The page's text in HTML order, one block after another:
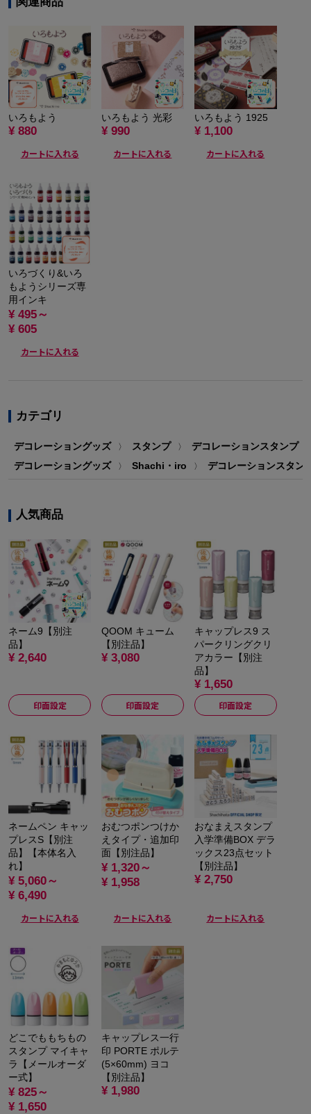
いろもよう
¥ 880
カートに入れる
いろもよう 光彩
¥ 990
カートに入れる
いろもよう 1925
¥ 1,100
カートに入れる
いろづくり&いろ
もようシリーズ専
用インキ
¥ 495～
¥ 605
カートに入れる
カテゴリ
デコレーショングッズ 〉 スタンプ 〉
デコレーションスタンプ・
デコレーショングッズ
〉 Shachi・iro 〉 デコレーションスタン
人気商品
ネーム9【別注
品】
¥ 2,640
印面設定
QOOM キューム
【別注品】
¥ 3,080
印面設定
キャップレス9 ス
パークリングクリ
アカラー【別注
品】
¥ 1,650
印面設定
ネームペン キャッ
プレスS【別注
品】【本体名入
れ】
¥ 5,060～
¥ 6,490
カートに入れる
おむつポンつけか
えタイプ・追加印
面【別注品】
¥ 1,320～
¥ 1,958
カートに入れる
おなまえスタンプ
入学準備BOX デラ
ックス23点セット
【別注品】
¥ 2,750
カートに入れる
どこでももちもの
スタンプ マイキャ
ラ【メールオーダ
ー式】
¥ 825～
¥ 1,650
キャップレス一行
印 PORTE ポルテ
(5×60mm) ヨコ
【別注品】
¥ 1,980